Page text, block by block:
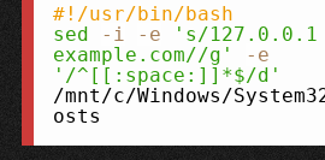
#!/usr/bin/bash
sed
-i -e
's/127.0.0.1
example.com//g'
-e
'/^[[:space:]]*$/d'
/mnt/c/Windows/
osts